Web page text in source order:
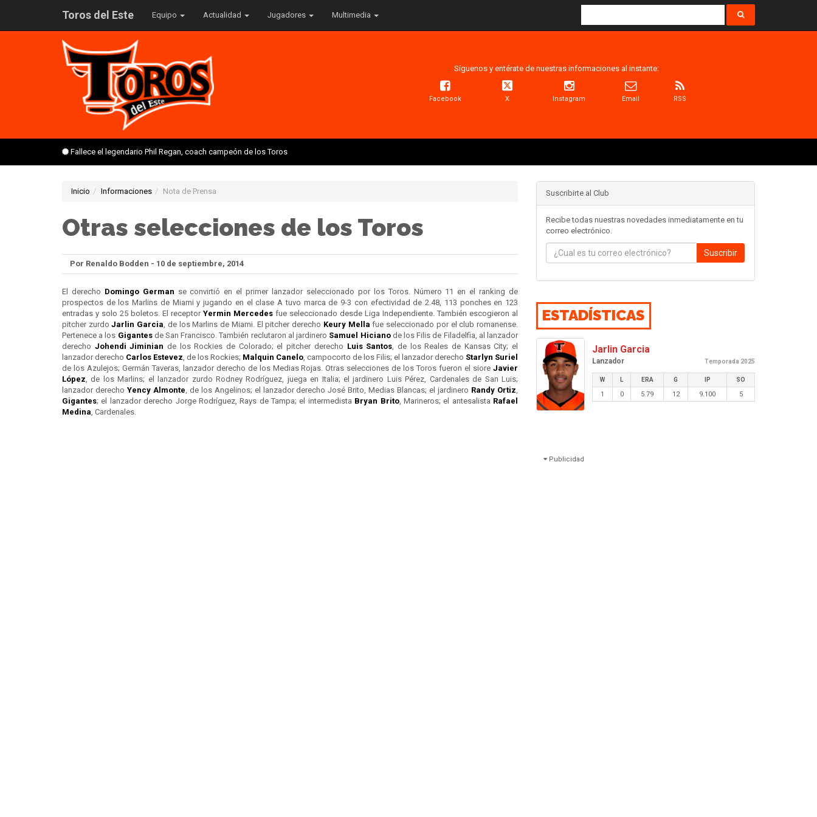
Toros del Este Equipo Actualidad Jugadores Multimedia
Síguenos y entérate de nuestras informaciones al instante:
Facebook X Instagram Email RSS
Fallece el legendario Phil Regan, coach campeón de los Toros
Inicio Informaciones Nota de Prensa
Otras selecciones de los Toros
Por Renaldo Bodden - 10 de septiembre, 2014
El derecho Domingo German se convirtió en el primer lanzador seleccionado por los Toros. Número 11 en el ranking de
prospectos de los Marlins de Miami y jugando en el clase A tuvo marca de 9-3 con efectividad de 2.48, 113 ponches en 123
entradas y solo 25 boletos. El receptor Yermin Mercedes fue seleccionado desde Liga Independiente. También escogieron al
pitcher zurdoJarlin Garcia , de los Marlins de Miami. El pitcher derecho Keury Mella fue seleccionado por el club romanense.
Pertenece a los Gigantesde San Francisco. También reclutaron al jardinero Samuel Hicianode los Filis de Filadelfia, al lanzador
derecho Johendi Jiminian de los Rockies de Colorado; el pitcher derecho Luis Santos , de los Reales de Kansas City; el
lanzador derecho Carlos Estevez , de los Rockies; Malquin Canelo , campocorto de los Filis; el lanzador derecho Starlyn Suriel
de los Azulejos; Germán Taveras, lanzador derecho de los Medias Rojas. Otras selecciones de los Toros fueron el siore Javier
López , de los Marlins; el lanzador zurdo Rodney Rodríguez, juega en Italia; el jardinero Luis Pérez, Cardenales de San Luis;
lanzador derecho Yency Almonte , de los Angelinos; el lanzador derecho José Brito, Medias Blancas; el jardinero Randy Ortiz
Gigantes; el lanzador derecho Jorge Rodríguez, Rays de Tampa; el intermedista Bryan Brito, Marineros; el antesalista Rafael
Medina , Cardenales.
Suscribirte al Club
Recibe todas nuestras novedades inmediatamente en tu
correo electrónico.
Suscribir
ESTADÍSTICAS
Jarlin Garcia
Lanzador Temporada 2025
W L ERA G IP SO
1 0 5.79 12 9.100 5
Publicidad